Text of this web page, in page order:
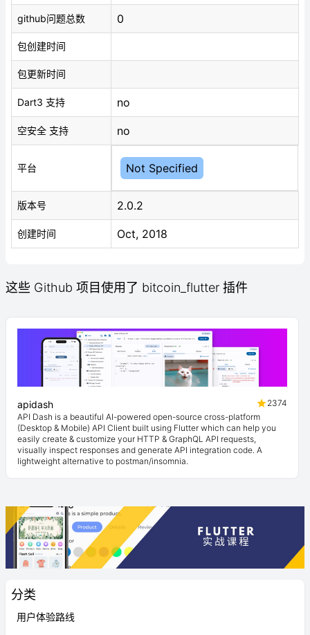
分类
用户体验路线
github问题总数 0
包创建时间
包更新时间
Dart3 支持 no
空安全 支持 no
平台 Not Specified
版本号 2.0.2
创建时间 Oct, 2018
这些 Github 项目使用了 bitcoin_flutter 插件
apidash
2374
API Dash is a beautiful AI-powered open-source cross-platform
(Desktop & Mobile) API Client built using Flutter which can help you
easily create & customize your HTTP & GraphQL API requests,
visually inspect responses and generate API integration code. A
lightweight alternative to postman/insomnia.